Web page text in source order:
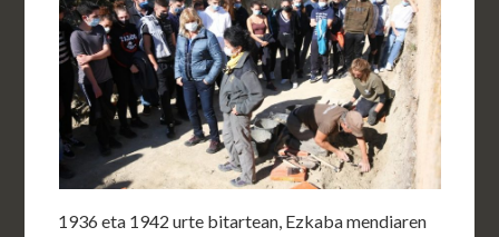
1936 eta 1942 urte bitartean, Ezkaba mendiaren